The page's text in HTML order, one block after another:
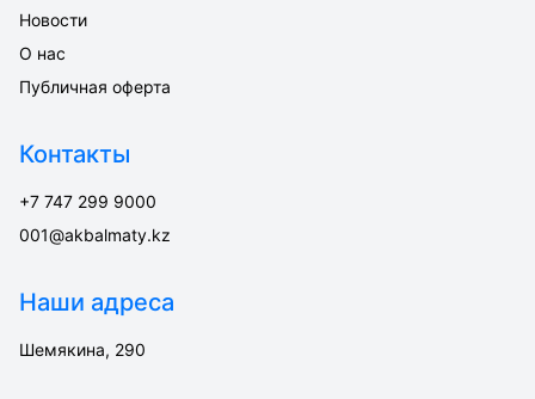
Новости
О нас
Публичная оферта
Контакты
+7 747 299 9000
001@akbalmaty.kz
Наши адреса
Шемякина, 290